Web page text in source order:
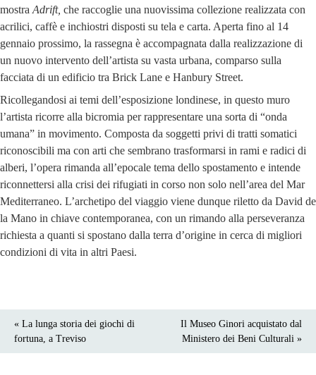
mostra Adrift, che raccoglie una nuovissima collezione realizzata con
acrilici, caffè e inchiostri disposti su tela e carta. Aperta fino al 14
gennaio prossimo, la rassegna è accompagnata dalla realizzazione di
un nuovo intervento dell’artista su vasta urbana, comparso sulla
facciata di un edificio tra Brick Lane e Hanbury Street.
Ricollegandosi ai temi dell’esposizione londinese, in questo muro
l’artista ricorre alla bicromia per rappresentare una sorta di “onda
umana” in movimento. Composta da soggetti privi di tratti somatici
riconoscibili ma con arti che sembrano trasformarsi in rami e radici di
alberi, l’opera rimanda all’epocale tema dello spostamento e intende
riconnettersi alla crisi dei rifugiati in corso non solo nell’area del Mar
Mediterraneo. L’archetipo del viaggio viene dunque riletto da David de
la Mano in chiave contemporanea, con un rimando alla perseveranza
richiesta a quanti si spostano dalla terra d’origine in cerca di migliori
condizioni di vita in altri Paesi.
« La lunga storia dei giochi di
fortuna, a Treviso
Il Museo Ginori acquistato dal
Ministero dei Beni Culturali »